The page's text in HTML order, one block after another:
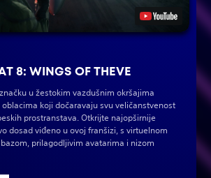
8: WINGS OF THEVE
u žestokim vazdušnim okršajima
koji dočaravaju svu veličanstvenost
prostranstava. Otkrijte najopširnije
dosad viđeno u ovoj franšizi, s virtuelnom
prilagodljivim avatarima i nizom